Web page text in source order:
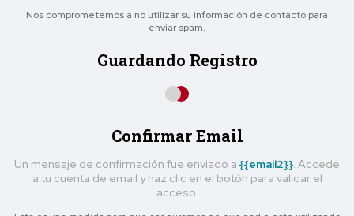
Nos comprometemos a no utilizar su información de contacto para
enviar spam.
Guardando Registro
Confirmar Email
Un mensaje de confirmación fue enviado a {{email2}}. Accede
a tu cuenta de email y haz clic en el botón para validar el
acceso.